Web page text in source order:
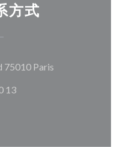
方式
75010 Paris((在新窗口中打
13
((在新窗口中打开